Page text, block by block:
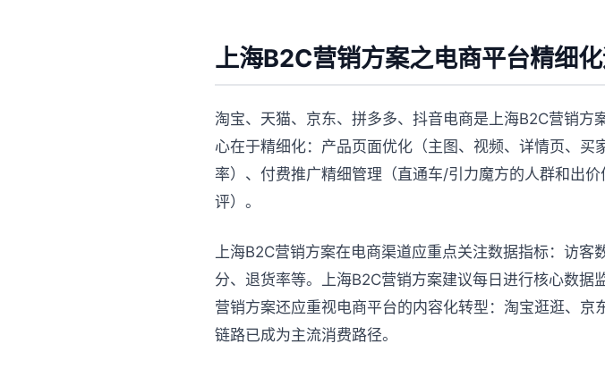
上海B2C营销方案之电商平台精细
淘宝、天猫、京东、拼多多、抖音电商是上海B2C营销
心在于精细化：产品页面优化（主图、视频、详情页、
率）、付费推广精细管理（直通车/引力魔方的人群和出
评）。
上海B2C营销方案在电商渠道应重点关注数据指标：访
分、退货率等。上海B2C营销方案建议每日进行核心数
营销方案还应重视电商平台的内容化转型：淘宝逛逛、
链路已成为主流消费路径。